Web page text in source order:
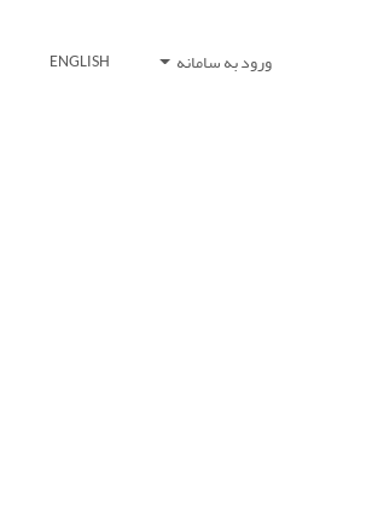
ورود به سامانه ENGLISH